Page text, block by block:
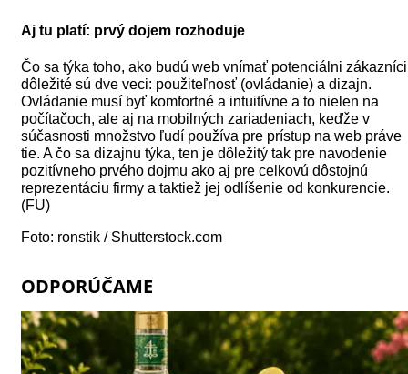
Aj tu platí: prvý dojem rozhoduje
Čo sa týka toho, ako budú web vnímať potenciálni
dôležité sú dve veci: použiteľnosť (ovládanie) a dizajn.
Ovládanie musí byť komfortné a intuitívne a to nielen na
počítačoch, ale aj na mobilných zariadeniach, keďže v
súčasnosti množstvo ľudí používa pre prístup na web práve
tie. A čo sa dizajnu týka, ten je dôležitý tak pre navodenie
pozitívneho prvého dojmu ako aj pre celkovú dôstojnú
reprezentáciu firmy a taktiež jej odlíšenie od konkurencie.
(FU)
Foto: ronstik / Shutterstock.com
ODPORÚČAME